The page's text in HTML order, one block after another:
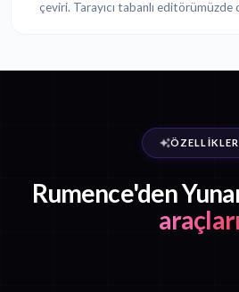
çeviri. Tarayıcı tabanlı
ÖZELLIKLER
Rumence'den
araçları